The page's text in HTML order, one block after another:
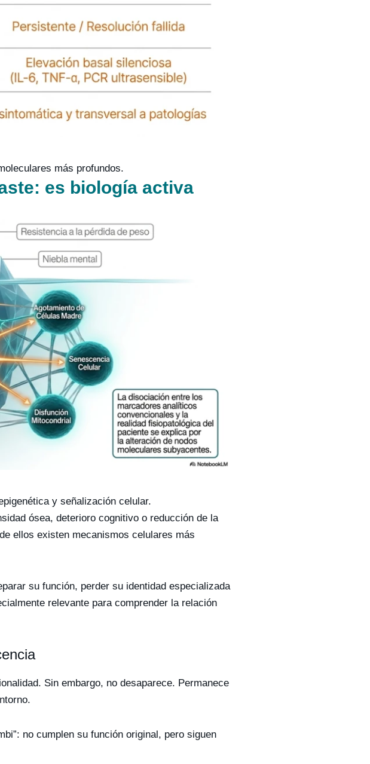
más profundos.
es biología activa
y señalización celular.
ósea, deterioro cognitivo o reducción de la
ellos existen mecanismos celulares más
su función, perder su identidad especializada
relevante para comprender la relación
Sin embargo, no desaparece. Permanece
no cumplen su función original, pero siguen